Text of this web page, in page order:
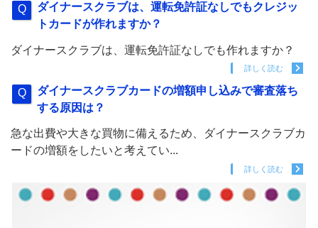
ダイナースクラブは、運転免許証なしでもクレジッ
トカードが作れますか？
ダイナースクラブは、運転免許証なしでも作れますか？
詳しく読む
ダイナースクラブカードの増額申し込みで審査落ち
する原因は？
急な出費や大きな買物に備えるため、ダイナースクラブカ
ードの増額をしたいと考えてい...
詳しく読む